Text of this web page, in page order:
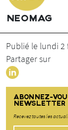
NEOMAG
Publié le lundi 2
Partager sur
ABONNEZ-
NEWSLETTER
Recevez toutes les